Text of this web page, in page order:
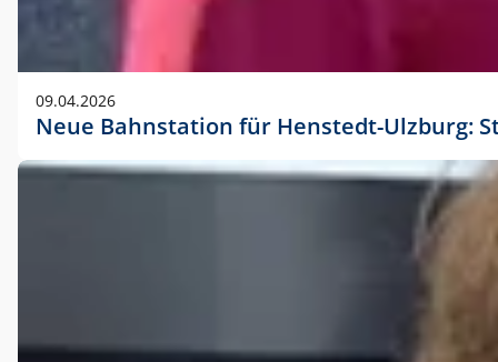
09.04.2026
Neue Bahnstation für Henstedt-Ulzburg: